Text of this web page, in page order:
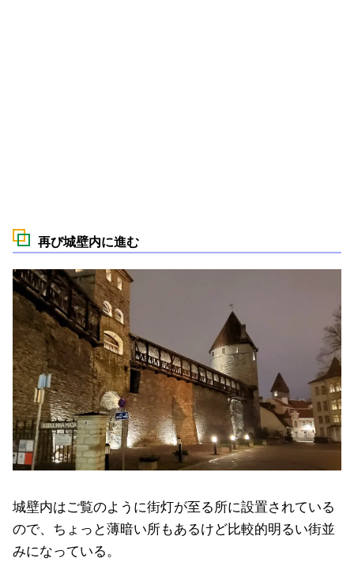
再び城壁内に進む
城壁内はご覧のように街灯が至る所に設置されている
ので、ちょっと薄暗い所もあるけど比較的明るい街並
みになっている。